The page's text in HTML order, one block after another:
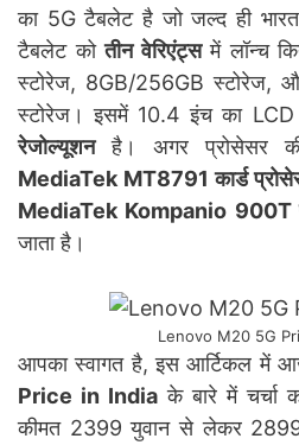
का 5G टैबलेट है जो जल्द ही
टैबलेट कोतीन वेरिएंट्समें लॉन्च
स्टोरेज, 8GB/256GB स्टोरेज,
स्टोरेज। इसमें 10.4 इंच का
रेजोल्यूशनहै। अगर प्रोसेसर
MediaTek MT8791 कार्ड
MediaTek Kompanio 900T
जाता है।
Lenovo M20 5G
आपका स्वागत है, इस आर्टिकल में
Price in India के बारे में चर्चा
कीमत 2399 युवान से लेकर 2899